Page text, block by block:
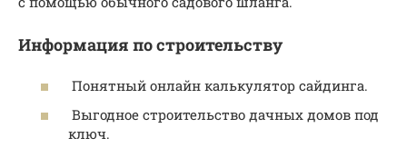
Информация по строительству
Понятный онлайн калькулятор сайдинга.
Выгодное строительство дачных домов под
ключ.